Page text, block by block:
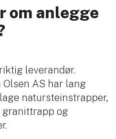
om anlegge
leverandør.
AS har lang
natursteinstrapper,
granittrapp og